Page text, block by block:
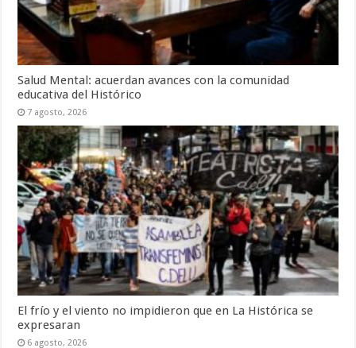
Salud Mental: acuerdan avances con la comunidad
educativa del Histórico
7 agosto, 2026
El frío y el viento no impidieron que en La Histórica se
expresaran
6 agosto, 2026